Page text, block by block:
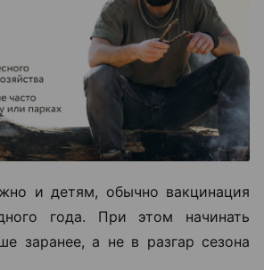
и детям, обычно вакцинация
года. При этом начинать
заранее, а не в разгар сезона